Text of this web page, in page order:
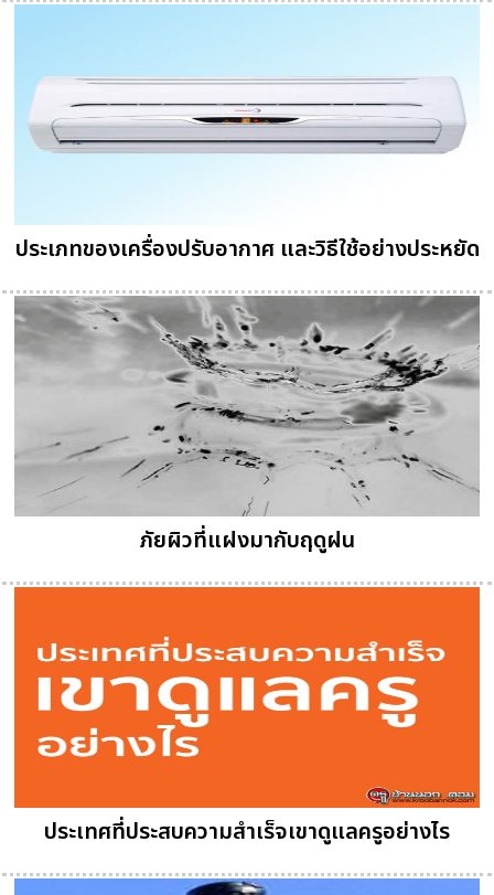
ประเภทของเครื่องปรับอากาศ และวิธีใช้อย่างประหยัด
ภัยผิวที่แฝงมากับฤดูฝน
ประเทศที่ประสบความสำเร็จเขาดูแลครูอย่างไร